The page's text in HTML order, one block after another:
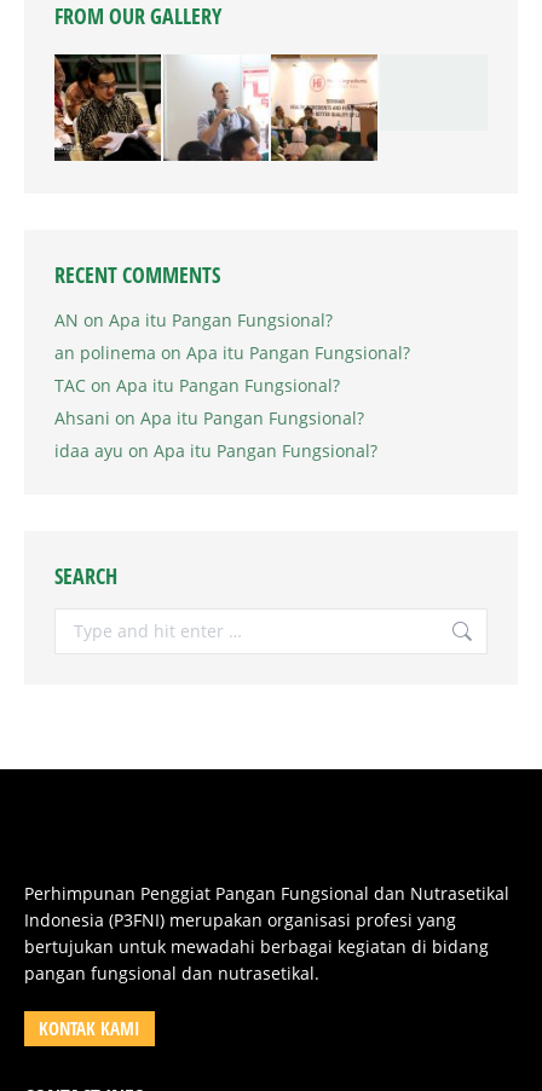
FROM OUR GALLERY
RECENT COMMENTS
AN on Apa itu Pangan Fungsional?
an polinema on Apa itu Pangan Fungsional?
TAC on Apa itu Pangan Fungsional?
Ahsani on Apa itu Pangan Fungsional?
idaa ayu on Apa itu Pangan Fungsional?
SEARCH
Perhimpunan Penggiat Pangan Fungsional dan Nutrasetikal
Indonesia (P3FNI) merupakan organisasi profesi yang
bertujukan untuk mewadahi berbagai kegiatan di bidang
pangan fungsional dan nutrasetikal.
KONTAK KAMI